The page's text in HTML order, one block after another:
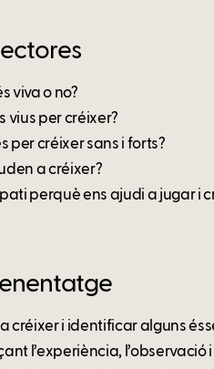
viva o no?
vius per créixer?
per créixer sans i forts?
a créixer?
perquè ens ajudi a jugar i
créixer i identificar alguns
l’experiència, l’observació